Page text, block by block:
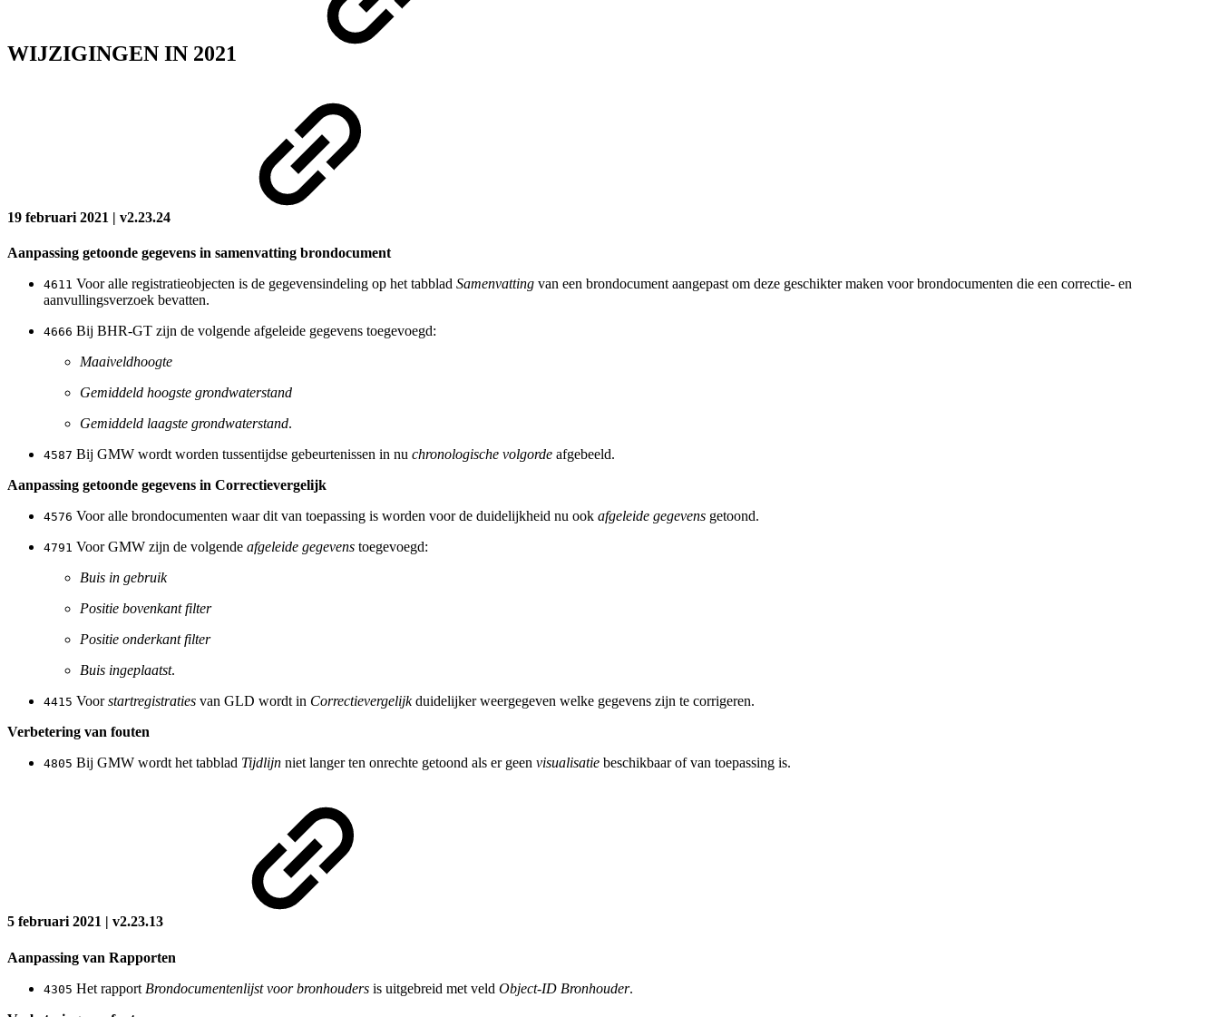
WIJZIGINGEN IN 2021
19 februari 2021 | v2.23.24
Aanpassing getoonde gegevens in samenvatting brondocument
4611 Voor alle registratieobjecten is de gegevensindeling op het tabblad Samenvatting van een brondocument aangepast om deze geschikter maken voor brondocumenten die een correctie- en
aanvullingsverzoek bevatten.
4666 Bij BHR-GT zijn de volgende afgeleide gegevens toegevoegd:
Maaiveldhoogte
Gemiddeld hoogste grondwaterstand
Gemiddeld laagste grondwaterstand.
4587 Bij GMW wordt worden tussentijdse gebeurtenissen in nu chronologische volgorde afgebeeld.
Aanpassing getoonde gegevens in Correctievergelijk
4576 Voor alle brondocumenten waar dit van toepassing is worden voor de duidelijkheid nu ook afgeleide gegevens getoond.
4791 Voor GMW zijn de volgende afgeleide gegevens toegevoegd:
Buis in gebruik
Positie bovenkant filter
Positie onderkant filter
Buis ingeplaatst.
4415 Voorstartregistraties van GLD wordt in Correctievergelijkduidelijker weergegeven welke gegevens zijn te corrigeren.
Verbetering van fouten
4805 Bij GMW wordt het tabblad Tijdlijn niet langer ten onrechte getoond als er geen visualisatie beschikbaar of van toepassing is.
5 februari 2021 | v2.23.13
Aanpassing van Rapporten
4305 Het rapport Brondocumentenlijst voor bronhouders is uitgebreid met veld Object-ID Bronhouder.